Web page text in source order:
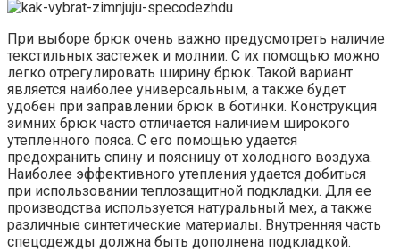
При выборе брюк очень важно предусмотреть наличие
текстильных застежек и молнии. С их помощью можно
легко отрегулировать ширину брюк. Такой вариант
является наиболее универсальным, а также будет
удобен при заправлении брюк в ботинки. Конструкция
зимних брюк часто отличается наличием широкого
утепленного пояса. С его помощью удается
предохранить спину и поясницу от холодного воздуха.
Наиболее эффективного утепления удается добиться
при использовании теплозащитной подкладки. Для ее
производства используется натуральный мех, а также
различные синтетические материалы. Внутренняя часть
спецодежды должна быть дополнена подкладкой.